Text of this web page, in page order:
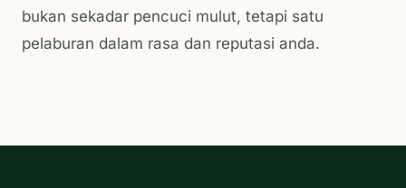
bukan sekadar pencuci mulut, tetapi satu
pelaburan dalam rasa dan reputasi anda.